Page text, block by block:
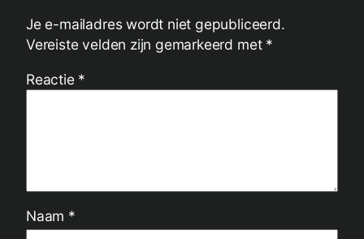
Je e-mailadres wordt niet gepubliceerd.
Vereiste velden zijn gemarkeerd met *
Reactie *
Naam *